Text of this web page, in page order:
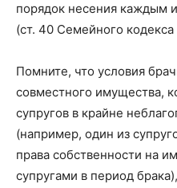
порядок несения каждым
(ст. 40 Семейного
Помните, что условия
совместного имущества,
супругов в крайне
(например, один из
права собственности на
супругами в период